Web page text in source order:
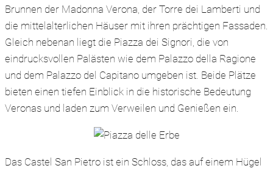
Brunnen der Madonna Verona, der Torre dei Lamberti und
die mittelalterlichen Häuser mit ihren prächtigen Fassaden.
Gleich nebenan liegt die Piazza dei Signori, die von
eindrucksvollen Palästen wie dem Palazzo della Ragione
und dem Palazzo del Capitano umgeben ist. Beide Plätze
bieten einen tiefen Einblick in die historische Bedeutung
Veronas und laden zum Verweilen und Genießen ein.
Das Castel San Pietro ist ein Schloss, das auf einem Hügel